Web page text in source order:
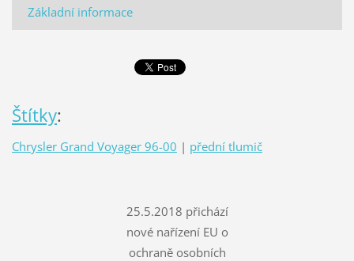
Základní informace
Štítky:
Chrysler Grand Voyager 96-00 | přední tlumič
25.5.2018 přichází
nové nařízení EU o
ochraně osobních